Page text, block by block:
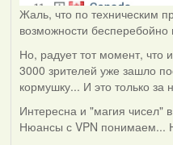
Жаль, что по техническим
возможности
Но, радует тот момент, что
3000 зрителей уже зашло
кормушку... И это только
Интересна и "магия чисел"
Нюансы с VPN понимаем...